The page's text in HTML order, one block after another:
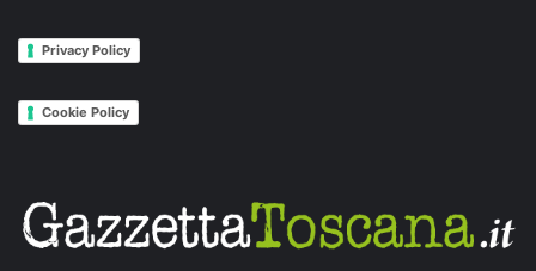
Privacy Policy
Cookie Policy